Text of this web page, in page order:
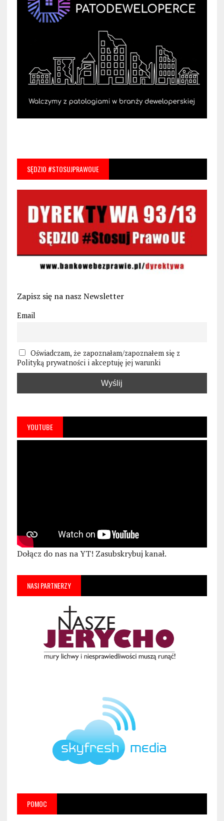
SĘDZIO #STOSUJPRAWOUE
Zapisz się na nasz Newsletter
Email
Oświadczam, że zapoznałam/zapoznałem się z
Polityką prywatności i akceptuję jej warunki
YOUTUBE
Dołącz do nas na YT! Zasubskrybuj kanał.
NASI PARTNERZY
POMOC